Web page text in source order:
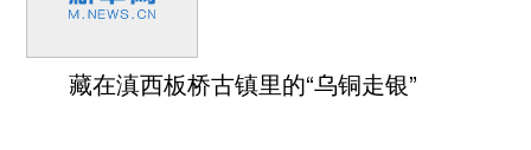
藏在滇西板桥古镇里的“乌铜走银”